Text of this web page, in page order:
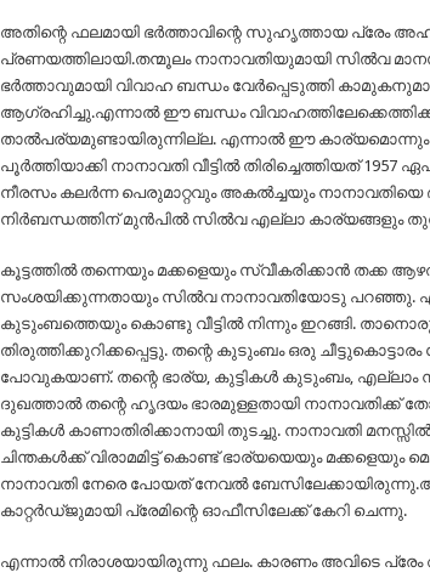
അതിന്റെ ഫലമായി ഭര്‍ത്താവിന്റെ സുഹൃത്തായ പ്രേം
പ്രണയത്തിലായി.തന്മൂലം നാനാവതിയുമായി സില്‍വ
ഭര്‍ത്താവുമായി വിവാഹ ബന്ധം വേര്‍പ്പെടുത്തി
ആഗ്രഹിച്ചു.എന്നാല്‍ ഈ ബന്ധം
താല്‍പര്യമുണ്ടായിരുന്നില്ല. എന്നാല്‍ ഈ
പൂര്‍ത്തിയാക്കി നാനാവതി വീട്ടില്‍ തിരിച്ചെത്തിയത്
നീരസം കലര്‍ന്ന പെരുമാറ്റവും അകല്‍ച്ചയും നാനാവതിയെ
നിര്‍ബന്ധത്തിന് മുന്‍പില്‍ സില്‍വ എല്ലാ കാര്യങ്ങളും
കൂട്ടത്തില്‍ തന്നെയും മക്കളെയും സ്വീകരിക്കാന്‍ തക്ക
സംശയിക്കുന്നതായും സില്‍വ നാനാവതിയോടു പറഞ്ഞു.
കുടുംബത്തെയും കൊണ്ടു വീട്ടില്‍ നിന്നും ഇറങ്ങി.
തിരുത്തിക്കുറിക്കപ്പെട്ടു. തന്റെ കുടുംബം ഒരു
പോവുകയാണ്. തന്റെ ഭാര്യ, കുട്ടികള്‍ കുടുംബം, എല്ലാം
ദുഖത്താല്‍ തന്റെ ഹൃദയം ഭാരമുള്ളതായി നാനാവതിക്ക്
കുട്ടികള്‍ കാണാതിരിക്കാനായി തുടച്ചു. നാനാവതി മനസ്സില്‍
ചിന്തകള്‍ക്ക് വിരാമമിട്ട് കൊണ്ട് ഭാര്യയെയും മക്കളെയും
നാനാവതി നേരെ പോയത് നേവല്‍
കാറ്റര്‍ഡ്‌ജുമായി പ്രേമിന്റെ ഓഫീസിലേക്ക് കേറി ചെന്നു.
എന്നാല്‍ നിരാശയായിരുന്നു ഫലം. കാരണം അവിടെ